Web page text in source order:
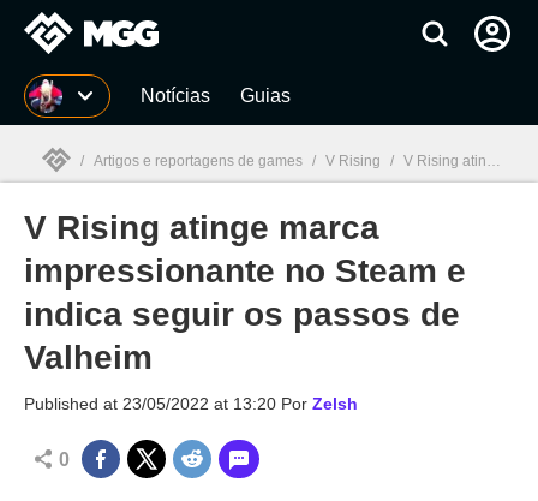
Millenium Notícias Guias
Millenium
/ Artigos e reportagens de games / V Rising / V Rising atinge marca impressionante no Steam e indica seguir os passos de Valheim
V Rising atinge marca
impressionante no Steam e
indica seguir os passos de
Valheim
Published at 23/05/2022 at 13:20 Por Zelsh
0